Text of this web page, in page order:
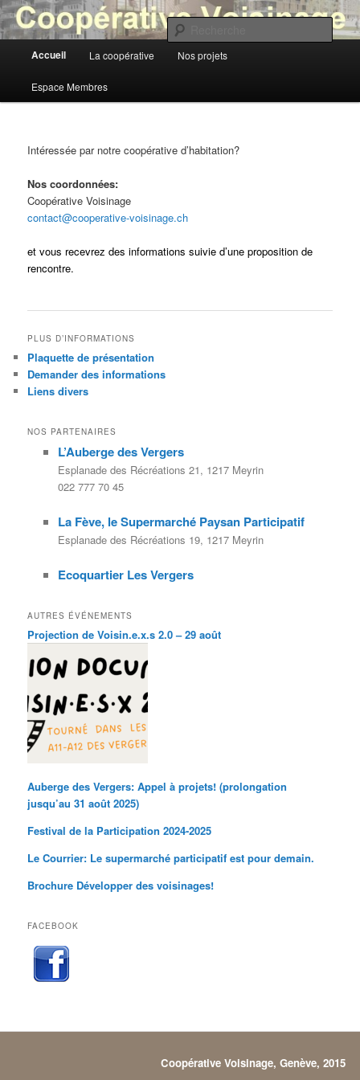
Aller
au
contenu
principalCoopérative Voisinage
Accueil La coopérative Nos projets
Espace Membres
Intéressée par notre coopérative d’habitation?
Nos coordonnées:
Coopérative Voisinage
contact@cooperative-voisinage.ch
et vous recevrez des informations suivie d’une proposition de
rencontre.
PLUS D’INFORMATIONS
Plaquette de présentation
Demander des informations
Liens divers
NOS PARTENAIRES
L’Auberge des Vergers
Esplanade des Récréations 21, 1217 Meyrin
022 777 70 45
La Fève, le Supermarché Paysan Participatif
Esplanade des Récréations 19, 1217 Meyrin
Ecoquartier Les Vergers
AUTRES ÉVÉNEMENTS
Projection de Voisin.e.x.s 2.0 – 29 août
Auberge des Vergers: Appel à projets! (prolongation
jusqu’au 31 août 2025)
Festival de la Participation 2024-2025
Le Courrier: Le supermarché participatif est pour demain.
Brochure Développer des voisinages!
FACEBOOK
Coopérative Voisinage, Genève, 2015